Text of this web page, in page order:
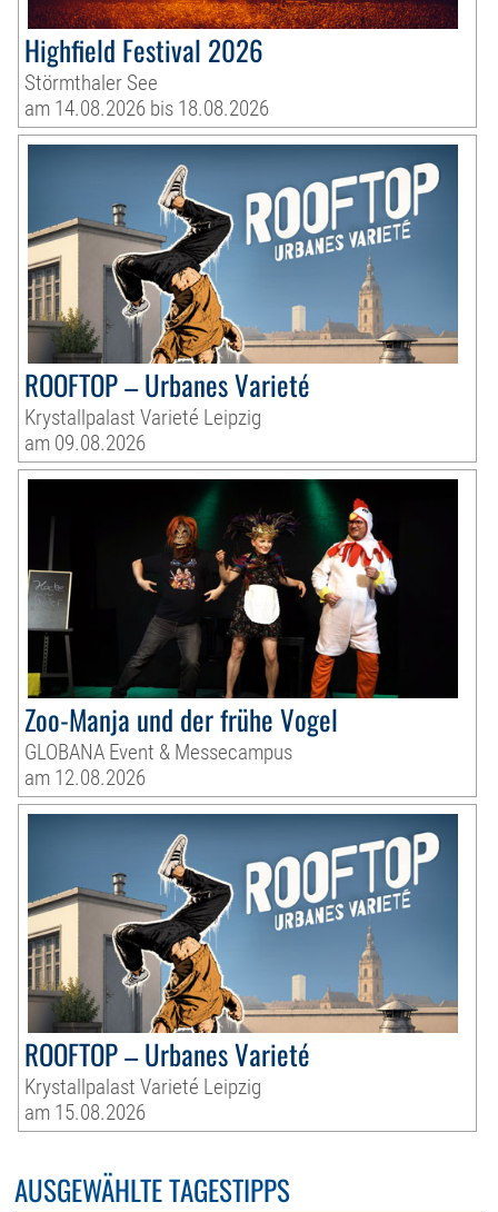
Highfield Festival 2026
Störmthaler See
am 14.08.2026 bis 18.08.2026
ROOFTOP – Urbanes Varieté
Krystallpalast Varieté Leipzig
am 09.08.2026
Zoo-Manja und der frühe Vogel
GLOBANA Event & Messecampus
am 12.08.2026
ROOFTOP – Urbanes Varieté
Krystallpalast Varieté Leipzig
am 15.08.2026
AUSGEWÄHLTE TAGESTIPPS